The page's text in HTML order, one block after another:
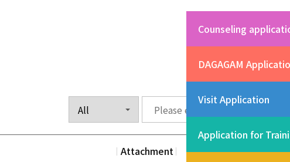
Counseling
DAGAGAM
Visit Application
Application for
Attachment Date